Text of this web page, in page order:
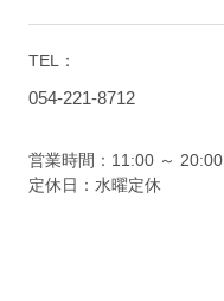
TEL：
054-221-8712
営業時間：11:00 ～ 20:00
定休日：水曜定休